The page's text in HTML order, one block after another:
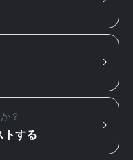
？
トする